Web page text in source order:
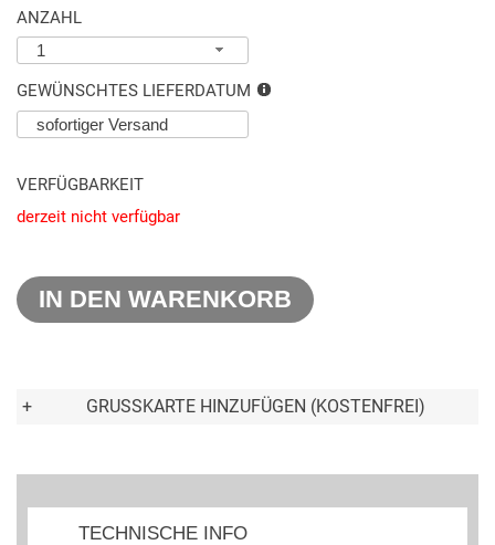
ANZAHL
1
GEWÜNSCHTES LIEFERDATUM
VERFÜGBARKEIT
derzeit nicht verfügbar
IN DEN WARENKORB
+ GRUSSKARTE HINZUFÜGEN (KOSTENFREI)
TECHNISCHE INFO